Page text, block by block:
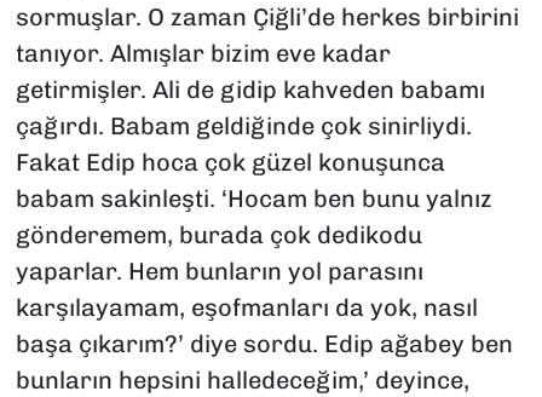
sormuşlar. O zaman Çiğli’de herkes birbirini
tanıyor. Almışlar bizim eve kadar
getirmişler. Ali de gidip kahveden babamı
çağırdı. Babam geldiğinde çok sinirliydi.
Fakat Edip hoca çok güzel konuşunca
babam sakinleşti. ‘Hocam ben bunu yalnız
gönderemem, burada çok dedikodu
yaparlar. Hem bunların yol parasını
karşılayamam, eşofmanları da yok, nasıl
başa çıkarım?’ diye sordu. Edip ağabey ben
bunların hepsini halledeceğim,’ deyince,